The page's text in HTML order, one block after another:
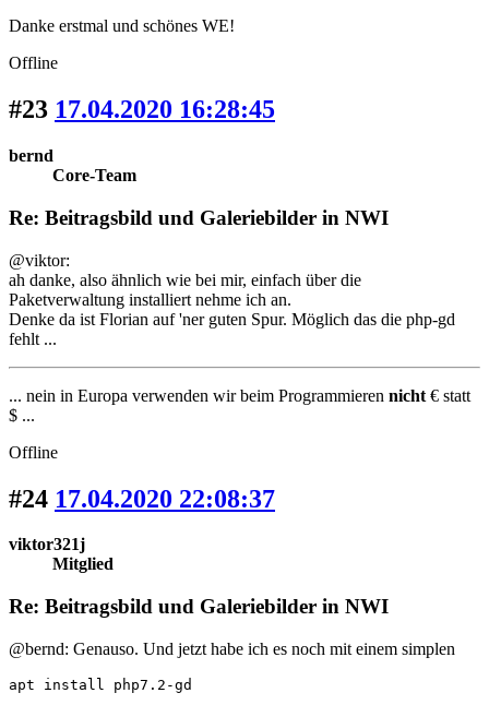
Danke erstmal und schönes WE!
Offline
#23 17.04.2020 16:28:45
bernd
Core-Team
Re: Beitragsbild und Galeriebilder in NWI
@viktor:
ah danke, also ähnlich wie bei mir, einfach über die
Paketverwaltung installiert nehme ich an.
Denke da ist Florian auf 'ner guten Spur. Möglich das die php-gd
fehlt ...
... nein in Europa verwenden wir beim Programmieren nicht € statt
$ ...
Offline
#24 17.04.2020 22:08:37
viktor321j
Mitglied
Re: Beitragsbild und Galeriebilder in NWI
@bernd: Genauso. Und jetzt habe ich es noch mit einem simplen
apt install php7.2-gd